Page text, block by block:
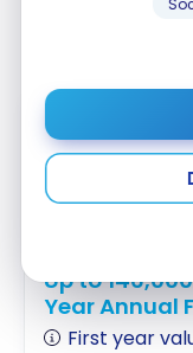
les
FEATURED
TD First
Up to
Year Annual
First year